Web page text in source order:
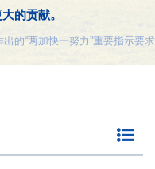
的贡献。
的“两加快一努力”重要指示要求